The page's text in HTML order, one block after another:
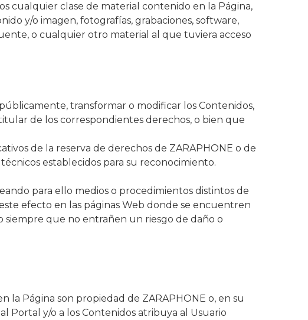
cualquier clase de material contenido en la Página,
y/o imagen, fotografías, grabaciones, software,
o cualquier otro material al que tuviera acceso
transformar o modificar los Contenidos,
de los correspondientes derechos, o bien que
de la reserva de derechos de ZARAPHONE o de
establecidos para su reconocimiento.
para ello medios o procedimientos distintos de
efecto en las páginas Web donde se encuentren
siempre que no entrañen un riesgo de daño o
la Página son propiedad de ZARAPHONE o, en su
Portal y/o a los Contenidos atribuya al Usuario